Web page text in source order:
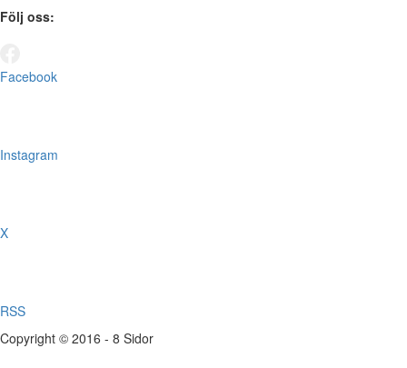
Följ oss:
Facebook
Instagram
X
RSS
Copyright © 2016 - 8 Sidor